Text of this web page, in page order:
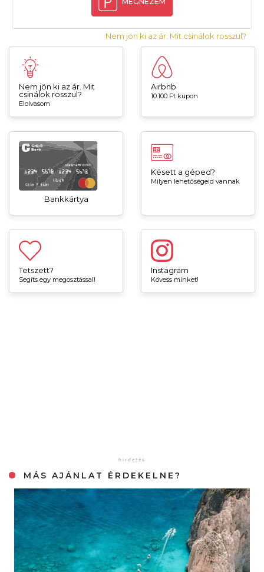
Nem jön ki az ár. Mit csinálok rosszul?
Nem jön ki az ár. Mit
csinálok rosszul?
Elolvasom
Airbnb
10.100 Ft kupon
Bankkártya
Késett a géped?
Milyen lehetőségeid vannak
Tetszett?
Segíts egy megosztással!
Instagram
Kövess minket!
MÁS AJÁNLAT ÉRDEKELNE?